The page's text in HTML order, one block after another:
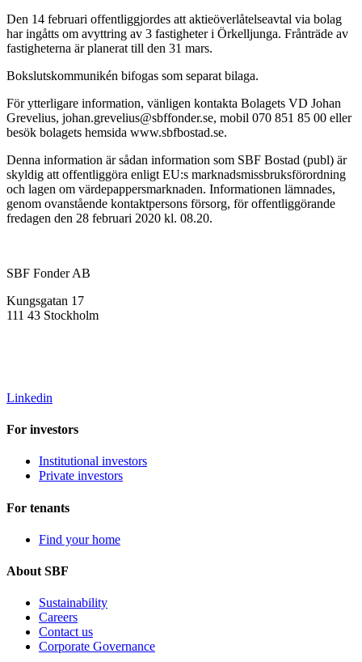
Den 14 februari offentliggjordes att aktieöverlåtelseavtal via bolag
har ingåtts om avyttring av 3 fastigheter i Örkelljunga. Frånträde av
fastigheterna är planerat till den 31 mars.
Bokslutskommunikén bifogas som separat bilaga.
För ytterligare information, vänligen kontakta Bolagets VD Johan
Grevelius, johan.grevelius@sbffonder.se, mobil 070 851 85 00 eller
besök bolagets hemsida www.sbfbostad.se.
Denna information är sådan information som SBF Bostad (publ) är
skyldig att offentliggöra enligt EU:s marknadsmissbruksförordning
och lagen om värdepappersmarknaden. Informationen lämnades,
genom ovanstående kontaktpersons försorg, för offentliggörande
fredagen den 28 februari 2020 kl. 08.20.
SBF Fonder AB
Kungsgatan 17
111 43 Stockholm
Linkedin
For investors
Institutional investors
Private investors
For tenants
Find your home
About SBF
Sustainability
Careers
Contact us
Corporate Governance